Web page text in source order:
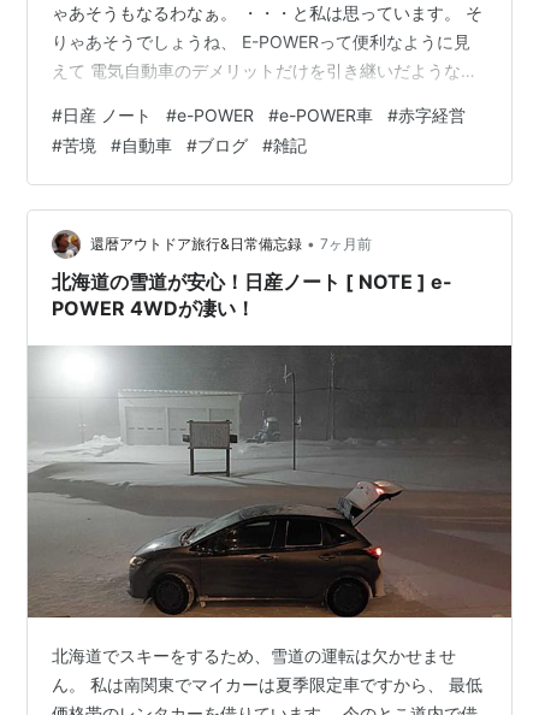
ゃあそうもなるわなぁ。 ・・・と私は思っています。 そ
りゃあそうでしょうね、 E-POWERって便利なように見
えて 電気自動車のデメリットだけを引き継いだような代
ねぇ？ と私は感じています。
#日産 ノート #e-POWER #e-POWER車 #赤字経営
#苦境 #自動車 #ブログ #雑記
還暦アウトドア旅行&日常備忘録 • 7ヶ月前
北海道の雪道が安心！日産ノート [ NOTE ] e-
POWER 4WDが凄い！
北海道でスキーをするため、雪道の運転は欠かせませ
ん。 私は南関東でマイカーは夏季限定車ですから、 最低